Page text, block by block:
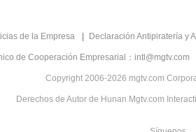
de la Empresa Declaración Antipiratería y
de Cooperación Empresarial：intl@mgtv.com
Copyright 2006-2026 mgtv.com
Derechos de Autor de Hunan Mgtv.com